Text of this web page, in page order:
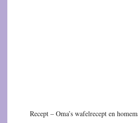
Recept – Oma’s wafelrecept en